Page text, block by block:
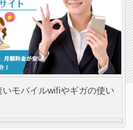
モバイルwifiやギガの使い